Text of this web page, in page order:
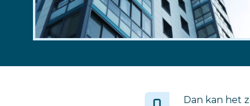
Dan kan het